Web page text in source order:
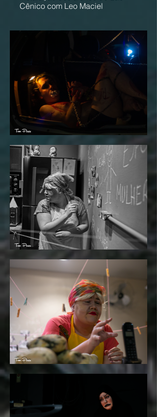
Cênico com Leo Maciel